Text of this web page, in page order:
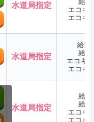
水道局指定
エコキ
エコキ
水道局指定
給湯
給
エコキ
エコキ
水道局指定
給
給
エコキ
エコキ